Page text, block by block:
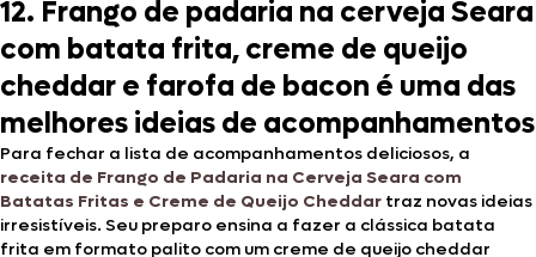
12. Frango de padaria na cerveja Seara
com batata frita, creme de queijo
cheddar e farofa de bacon é uma das
melhores ideias de acompanhamentos
Para fechar a lista de acompanhamentos deliciosos, a
receita de Frango de Padaria na Cerveja Seara com
Batatas Fritas e Creme de Queijo Cheddar traz novas ideias
irresistíveis. Seu preparo ensina a fazer a clássica batata
frita em formato palito com um creme de queijo cheddar